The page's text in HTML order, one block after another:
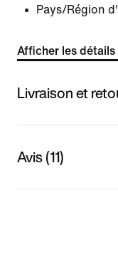
Pays/Région
Afficher les
Livraison et
Avis (11)